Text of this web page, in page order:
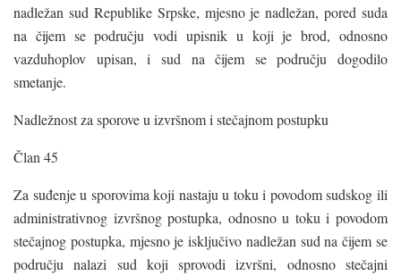
nadležan sud Republike Srpske, mjesno je nadležan, pored suda
na čijem se području vodi upisnik u koji je brod, odnosno
vazduhoplov upisan, i sud na čijem se području dogodilo
smetanje.
Nadležnost za sporove u izvršnom i stečajnom postupku
Član 45
Za suđenje u sporovima koji nastaju u toku i povodom sudskog ili
administrativnog izvršnog postupka, odnosno u toku i povodom
stečajnog postupka, mjesno je isključivo nadležan sud na čijem se
području nalazi sud koji sprovodi izvršni, odnosno stečajni